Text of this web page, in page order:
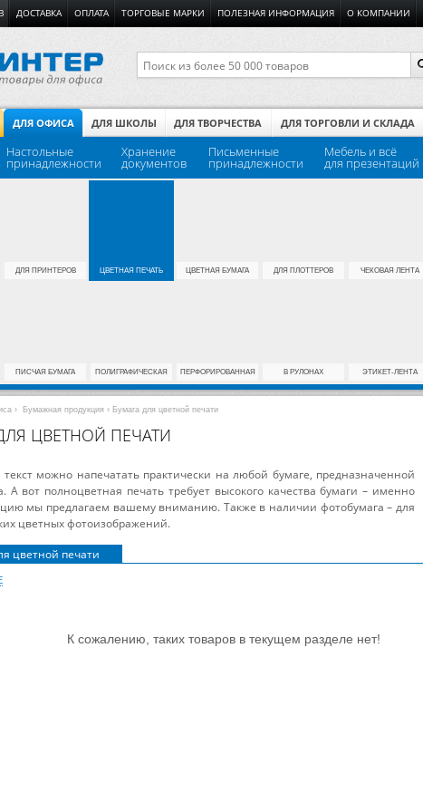
ДОСТАВКА ОПЛАТА ТОРГОВЫЕ МАРКИ ПОЛЕЗНАЯ ИНФОРМАЦИЯ О КОМПАНИИ
ДЛЯ ОФИСА ДЛЯ ШКОЛЫ ДЛЯ ТВОРЧЕСТВА ДЛЯ ТОРГОВЛИ И СКЛАДА
Настольные
принадлежности
Хранение
документов
Письменные
принадлежности
Мебель и всё
для презентаций
ДЛЯ ПРИНТЕРОВ ЦВЕТНАЯ ПЕЧАТЬ ЦВЕТНАЯ БУМАГА ДЛЯ ПЛОТТЕРОВ ЧЕКОВАЯ ЛЕНТА
ПИСЧАЯ БУМАГА ПОЛИГРАФИЧЕСКАЯ ПЕРФОРИРОВАННАЯ В РУЛОНАХ ЭТИКЕТ-ЛЕНТА
› Бумажная продукция › Бумага для цветной печати
ЦВЕТНОЙ ПЕЧАТИ
можно напечатать практически на любой бумаге, предназначенной
А вот полноцветная печать требует высокого качества бумаги – именно
мы предлагаем вашему вниманию. Также в наличии фотобумага – для
цветных фотоизображений.
цветной печати
К сожалению, таких товаров в текущем разделе нет!